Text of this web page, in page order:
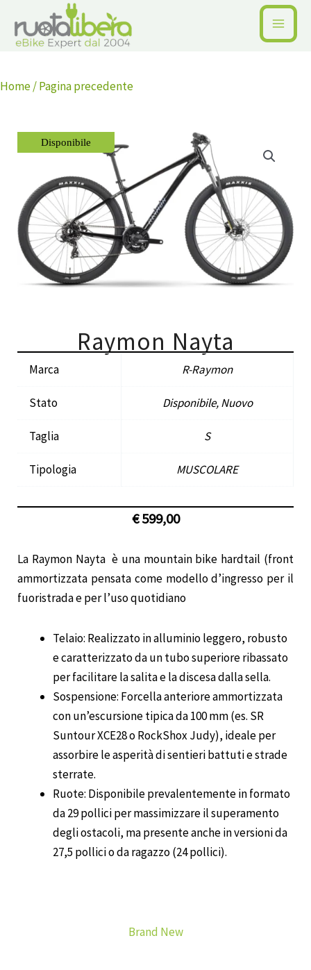
Home /Pagina precedente
Disponibile
Raymon Nayta
Marca R-Raymon
Stato Disponibile, Nuovo
Taglia S
Tipologia MUSCOLARE
€599,00
La Raymon Naytaè una mountain bike hardtail (front
ammortizzata pensata come modello d’ingresso per il
fuoristrada e per l’uso quotidiano
Telaio: Realizzato in alluminio leggero, robusto
e caratterizzato da un tubo superiore ribassato
per facilitare la salita e la discesa dalla sella.
Sospensione: Forcella anteriore ammortizzata
con un’escursione tipica da 100 mm (es. SR
Suntour XCE28 o RockShox Judy), ideale per
assorbire le asperità di sentieri battuti e strade
sterrate.
Ruote: Disponibile prevalentemente in formato
da 29 polliciper massimizzare il superamento
degli ostacoli, ma presente anche in versioni da
27,5 pollici o da ragazzo (24 pollici).
Brand New